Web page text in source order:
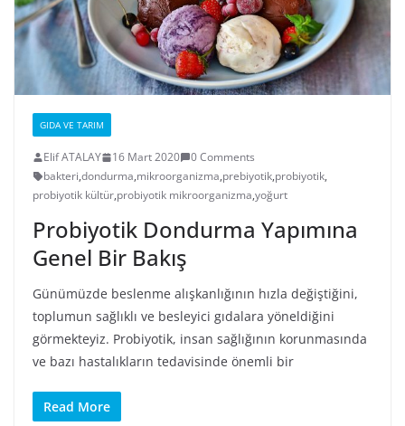
GIDA VE TARIM
Elif ATALAY 16 Mart 2020
0 Comments
bakteri,dondurma,mikroorganizma,prebiyotik,probiyotik,
probiyotik kültür,probiyotik mikroorganizma,yoğurt
Probiyotik Dondurma Yapımına
Genel Bir Bakış
Günümüzde beslenme alışkanlığının hızla değiştiğini,
toplumun sağlıklı ve besleyici gıdalara yöneldiğini
görmekteyiz. Probiyotik, insan sağlığının korunmasında
ve bazı hastalıkların tedavisinde önemli bir
Read More